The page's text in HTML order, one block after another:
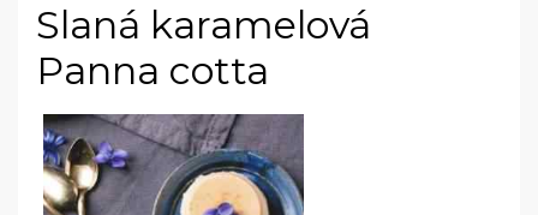
Slaná karamelová
Panna cotta